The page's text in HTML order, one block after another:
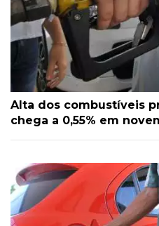
Alta dos combustíveis
chega a 0,55% em